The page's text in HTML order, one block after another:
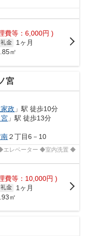
費等：6,000円 )
礼金
1ヶ月
㎡
宮
政 」駅 徒歩10分
」駅 徒歩13分
２丁目6－10
エレベーター ◆室内洗置 ◆
費等：10,000円 )
礼金
1ヶ月
㎡